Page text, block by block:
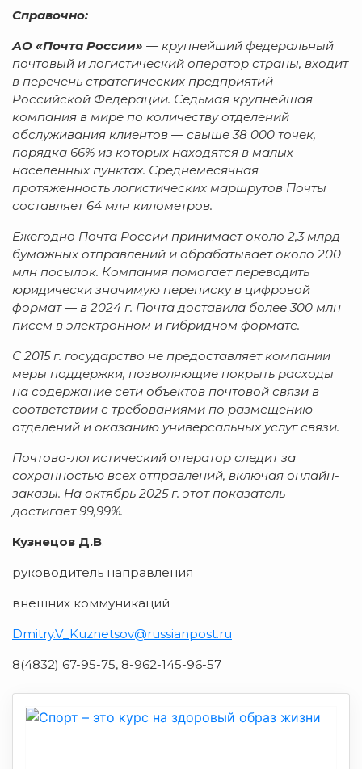
Справочно:
АО «Почта России» — крупнейший федеральный
почтовый и логистический оператор страны, входит
в перечень стратегических предприятий
Российской Федерации. Седьмая крупнейшая
компания в мире по количеству отделений
обслуживания клиентов — свыше 38 000 точек,
порядка 66% из которых находятся в малых
населенных пунктах. Среднемесячная
протяженность логистических маршрутов Почты
составляет 64 млн километров.
Ежегодно Почта России принимает около 2,3 млрд
бумажных отправлений и обрабатывает около 200
млн посылок. Компания помогает переводить
юридически значимую переписку в цифровой
формат — в 2024 г. Почта доставила более 300 млн
писем в электронном и гибридном формате.
С 2015 г. государство не предоставляет компании
меры поддержки, позволяющие покрыть расходы
на содержание сети объектов почтовой связи в
соответствии с требованиями по размещению
отделений и оказанию универсальных услуг связи.
Почтово-логистический оператор следит за
сохранностью всех отправлений, включая онлайн-
заказы. На октябрь 2025 г. этот показатель
достигает 99,99%.
Кузнецов Д.В.
руководитель направления
внешних коммуникаций
Dmitry.V_ Kuznetsov@russianpost.ru
8(4832) 67-95-75, 8-962-145-96-57